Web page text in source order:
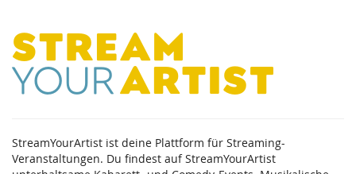
Haupt-
Inhalt
springen
StreamYourArtist
StreamYourArtist ist deine Plattform für Streaming-
Veranstaltungen. Du findest auf StreamYourArtist